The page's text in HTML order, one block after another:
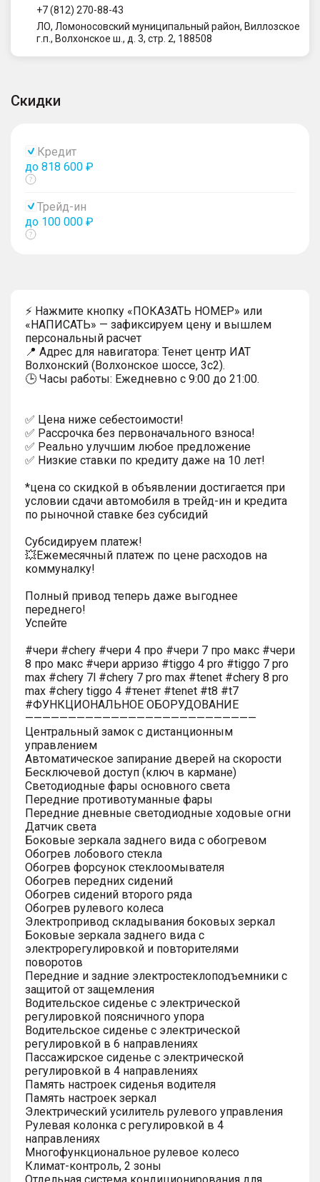
+7 (812) 270-88-43
ЛО, Ломоносовский муниципальный район, Виллозское
г.п., Волхонское ш., д. 3, стр. 2, 188508
Скидки
Кредит
до 818 600 ₽
Показать
Трейд-ин
до 100 000 ₽
Показать
⚡ Нажмите кнопку «ПОКАЗАТЬ НОМЕР» или
«НАПИСАТЬ» — зафиксируем цену и вышлем
персональный расчет
📍 Адрес для навигатора: Тенет центр ИАТ
Волхонский (Волхонское шоссе, 3с2).
🕒 Часы работы: Ежедневно с 9:00 до 21:00.
✅ Цена ниже себестоимости!
✅ Рассрочка без первоначального взноса!
✅ Реально улучшим любое предложение
✅ Низкие ставки по кредиту даже на 10 лет!
*цена со скидкой в объявлении достигается при
условии сдачи автомобиля в трейд-ин и кредита
по рыночной ставке без субсидий
Субсидируем платеж!
💥Ежемесячный платеж по цене расходов на
коммуналку!
Полный привод теперь даже выгоднее
переднего!
Успейте
#чери #chery #чери 4 про #чери 7 про макс #чери
8 про макс #чери арризо #tiggo 4 pro #tiggo 7 pro
max #chery 7l #chery 7 pro max #tenet #chery 8 pro
max #chery tiggo 4 #тенет #tenet #t8 #t7
#ФУНКЦИОНАЛЬНОЕ ОБОРУДОВАНИЕ
———————————————————————————
Центральный замок с дистанционным
управлением
Автоматическое запирание дверей на скорости
Бесключевой доступ (ключ в кармане)
Светодиодные фары основного света
Передние противотуманные фары
Передние дневные светодиодные ходовые огни
Датчик света
Боковые зеркала заднего вида с обогревом
Обогрев лобового стекла
Обогрев форсунок стеклоомывателя
Обогрев передних сидений
Обогрев сидений второго ряда
Обогрев рулевого колеса
Электропривод складывания боковых зеркал
Боковые зеркала заднего вида с
электрорегулировкой и повторителями
поворотов
Передние и задние электростеклоподъемники с
защитой от защемления
Водительское сиденье с электрической
регулировкой поясничного упора
Водительское сиденье с электрической
регулировкой в 6 направлениях
Пассажирское сиденье с электрической
регулировкой в 4 направлениях
Память настроек сиденья водителя
Память настроек зеркал
Электрический усилитель рулевого управления
Рулевая колонка с регулировкой в 4
направлениях
Многофункциональное рулевое колесо
Климат-контроль, 2 зоны
Отдельная система кондиционирования для